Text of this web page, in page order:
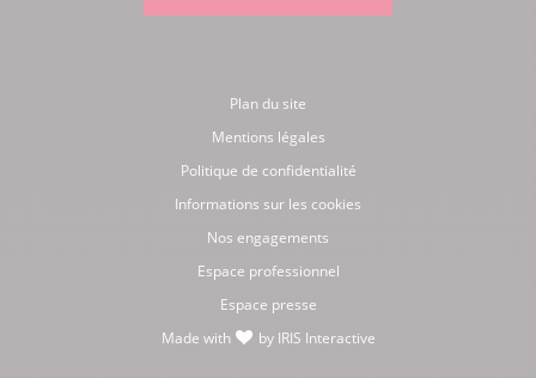
Plan du site
Mentions légales
Politique de confidentialité
Informations sur les cookies
Nos engagements
Espace professionnel
Espace presse
Made with
by IRIS Interactive